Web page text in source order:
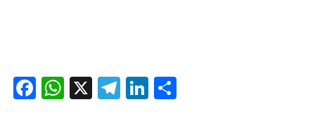
Facebook
WhatsApp
X Telegram
LinkedIn